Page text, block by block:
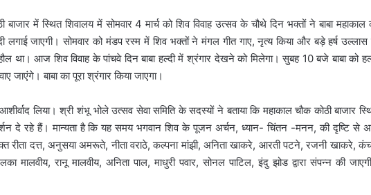
बाजार में स्थित शिवालय में सोमवार 4 मार्च को शिव विवाह उत्सव के चौथे दिन भक्तों ने बाबा महाकाल
लगाई जाएगी। सोमवार को मंडप रस्म में शिव भक्तों ने मंगल गीत गाए, नृत्य किया और बड़े हर्ष
था। आज शिव विवाह के पांचवे दिन बाबा हल्दी में श्रंगार देखने को मिलेगा। सुबह 10 बजे बाबा को
बाबा का पूरा श्रंगार किया जाएगा।
लिया। श्री शंभू भोले उत्सव सेवा समिति के सदस्यों ने बताया कि महाकाल चौक कोठी बाजार
दे रहे हैं। मान्यता है कि यह समय भगवान शिव के पूजन अर्चन, ध्यान- चिंतन -मनन, की दृष्टि से
रीता दत्त, अनुसया अमरूते, नीता वराठे, कल्पना मांझी, अनिता खाकरे, आरती पटने, रजनी खाकरे,
मालवीय, रानू मालवीय, अनिता पाल, माधुरी पवार, सोनल पाटिल, इंदु झोड द्वारा संपन्न की